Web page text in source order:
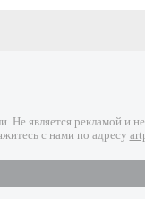
является рекламой и
с нами по адресу